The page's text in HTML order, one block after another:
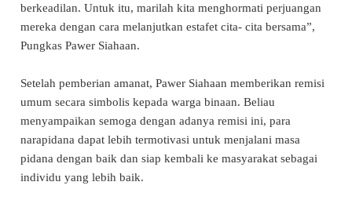
berkeadilan. Untuk itu, marilah kita menghormati perjuangan
mereka dengan cara melanjutkan estafet cita- cita bersama”,
Pungkas Pawer Siahaan.
Setelah pemberian amanat, Pawer Siahaan memberikan remisi
umum secara simbolis kepada warga binaan. Beliau
menyampaikan semoga dengan adanya remisi ini, para
narapidana dapat lebih termotivasi untuk menjalani masa
pidana dengan baik dan siap kembali ke masyarakat sebagai
individu yang lebih baik.